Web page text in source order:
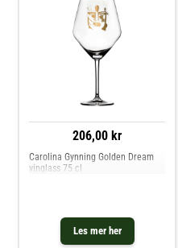
206,00 kr
Les mer her
Carolina Gynning Golden Dream
vinglass 75 cl